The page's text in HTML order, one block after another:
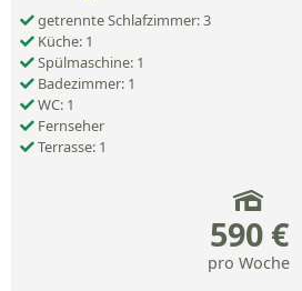
getrennte Schlafzimmer: 3
Küche: 1
Spülmaschine: 1
Badezimmer: 1
WC: 1
Fernseher
Terrasse: 1
590 €
pro Woche